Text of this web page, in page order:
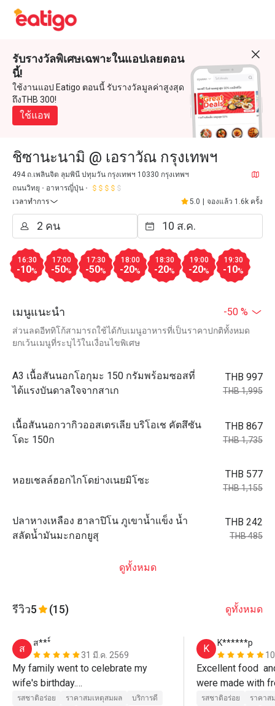
รับรางวัลพิเศษเฉพาะในแอปเลยตอน
นี้!
ใช้งานแอป Eatigo ตอนนี้ รับรางวัลมูลค่าสูงสุด
ถึงTHB 300!
ใช้แอพ
ชิซานะนามิ @ เอราวัณ กรุงเทพฯ
494 ถ.เพลินจิต ลุมพินี ปทุมวัน กรุงเทพฯ 10330 กรุงเทพฯ
ถนนวิทยุ
อาหารญี่ปุ่น
เวลาทำการ
5.0 จองแล้ว 1.6k ครั้ง
16:30
-10%
17:00
-50%
17:30
-50%
18:00
-20%
18:30
-20%
19:00
-20%
19:30
-10%
เมนูแนะนำ -50 %
ส่วนลดอีททิโก้สามารถใช้ได้กับเมนูอาหารที่เป็นราคาปกติทั้งหมด
ยกเว้นเมนูที่ระบุไว้ในเงื่อนไขพิเศษ
A3 เนื้อสันนอกโอกุมะ 150 กรัมพร้อมซอสที่
ได้แรงบันดาลใจจากสาเก
THB 997
THB 1,995
เนื้อสันนอกวากิวออสเตรเลีย บริโอเช คัตสึซัน
โดะ 150ก
THB 867
THB 1,735
หอยเชลล์ฮอกไกโดย่างเนยมิโซะ
THB 577
THB 1,155
ปลาหางเหลือง ฮาลาปิโน ภูเขาน้ำแข็ง น้ำ
สลัดน้ำมันมะกอกยูสุ
THB 242
THB 485
ดูทั้งหมด
รีวิว5 (15) ดูทั้งหมด
ส
ส***์
31 มี.ค. 2569
My family went to celebrate my
wife's birthday.
The kids were enjoying the show
รสชาติอร่อย ราคาสมเหตุสมผล
บริการดี
K
K******p
Excellent food
were made with
and cooked to
รสชาติอร่อย
ราคาส